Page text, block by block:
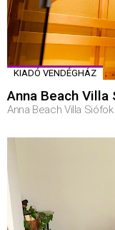
KIADÓ VENDÉGHÁZ
Anna Beach Villa
Anna Beach Villa Siófok